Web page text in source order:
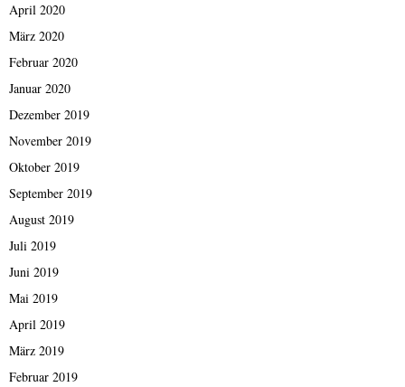
April 2020
März 2020
Februar 2020
Januar 2020
Dezember 2019
November 2019
Oktober 2019
September 2019
August 2019
Juli 2019
Juni 2019
Mai 2019
April 2019
März 2019
Februar 2019